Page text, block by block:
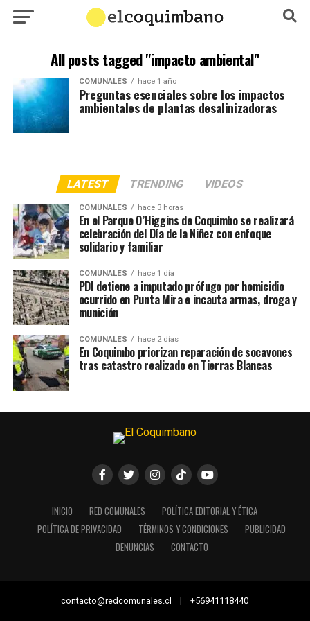
All posts tagged "impacto ambiental"
COMUNALES hace 1 año
Preguntas esenciales sobre los impactos
ambientales de plantas desalinizadoras
LATEST TRENDING VIDEOS
COMUNALES hace 3 horas
En el Parque O’Higgins de Coquimbo se realizará
celebración del Día de la Niñez con enfoque
solidario y familiar
COMUNALES hace 1 día
PDI detiene a imputado prófugo por homicidio
ocurrido en Punta Mira e incauta armas, droga y
munición
COMUNALES hace 2 días
En Coquimbo priorizan reparación de socavones
tras catastro realizado en Tierras Blancas
INICIO RED COMUNALES
POLÍTICA EDITORIAL Y ÉTICA
POLÍTICA DE PRIVACIDAD
TÉRMINOS Y CONDICIONES
PUBLICIDAD
DENUNCIAS
CONTACTO
contacto@redcomunales.cl | +56941118440